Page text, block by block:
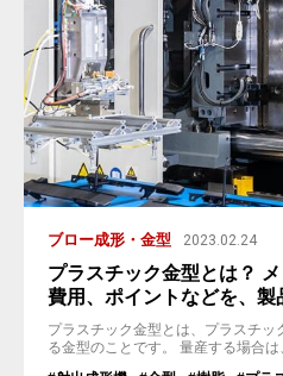
ブロー成形・金型 2023.02.24
プラスチック金型とは？
費用、ポイントなどを、
プラスチック金型とは、プラスチッ
る金型のことです。 量産する場合